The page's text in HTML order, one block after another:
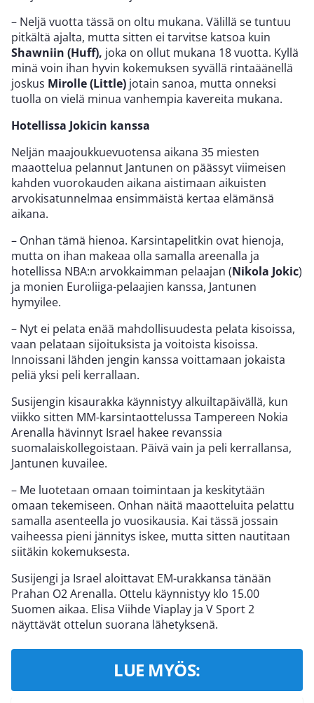
– Neljä vuotta tässä on oltu mukana. Välillä se tuntuu
pitkältä ajalta, mutta sitten ei tarvitse katsoa kuin
Shawniin (Huff), joka on ollut mukana 18 vuotta. Kyllä
minä voin ihan hyvin kokemuksen syvällä rintaäänellä
joskus Mirolle (Little) jotain sanoa, mutta onneksi
tuolla on vielä minua vanhempia kavereita mukana.
Hotellissa Jokicin kanssa
Neljän maajoukkuevuotensa aikana 35 miesten
maaottelua pelannut Jantunen on päässyt viimeisen
kahden vuorokauden aikana aistimaan aikuisten
arvokisatunnelmaa ensimmäistä kertaa elämänsä
aikana.
– Onhan tämä hienoa. Karsintapelitkin ovat hienoja,
mutta on ihan makeaa olla samalla areenalla ja
hotellissa NBA:n arvokkaimman pelaajan (Nikola Jokic)
ja monien Euroliiga-pelaajien kanssa, Jantunen
hymyilee.
– Nyt ei pelata enää mahdollisuudesta pelata kisoissa,
vaan pelataan sijoituksista ja voitoista kisoissa.
Innoissani lähden jengin kanssa voittamaan jokaista
peliä yksi peli kerrallaan.
Susijengin kisaurakka käynnistyy alkuiltapäivällä, kun
viikko sitten MM-karsintaottelussa Tampereen Nokia
Arenalla hävinnyt Israel hakee revanssia
suomalaiskollegoistaan. Päivä vain ja peli kerrallansa,
Jantunen kuvailee.
– Me luotetaan omaan toimintaan ja keskitytään
omaan tekemiseen. Onhan näitä maaotteluita pelattu
samalla asenteella jo vuosikausia. Kai tässä jossain
vaiheessa pieni jännitys iskee, mutta sitten nautitaan
siitäkin kokemuksesta.
Susijengi ja Israel aloittavat EM-urakkansa tänään
Prahan O2 Arenalla. Ottelu käynnistyy klo 15.00
Suomen aikaa. Elisa Viihde Viaplay ja V Sport 2
näyttävät ottelun suorana lähetyksenä.
LUE MYÖS: